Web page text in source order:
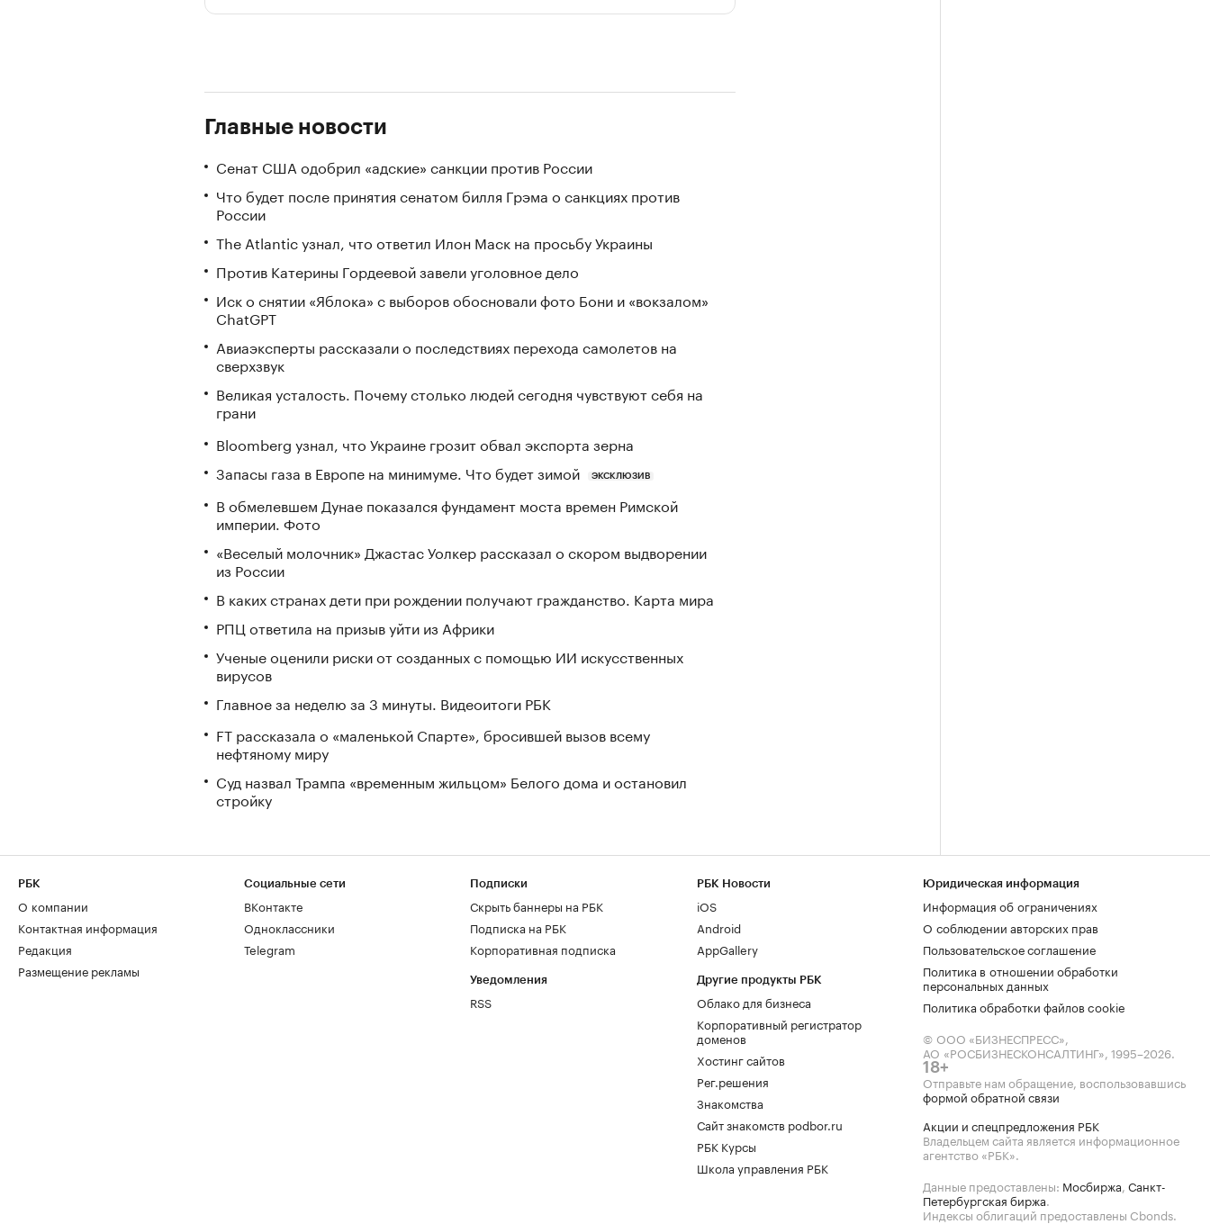
Главные новости
Сенат США одобрил «адские» санкции против России
Что будет после принятия сенатом билля Грэма о санкциях против
России
The Atlantic узнал, что ответил Илон Маск на просьбу Украины
Против Катерины Гордеевой завели уголовное дело
Иск о снятии «Яблока» с выборов обосновали фото Бони и «вокзалом»
ChatGPT
Авиаэксперты рассказали о последствиях перехода самолетов на
сверхзвук
Великая усталость. Почему столько людей сегодня чувствуют себя на
грани
Bloomberg узнал, что Украине грозит обвал экспорта зерна
Запасы газа в Европе на минимуме. Что будет зимой
ЭКСКЛЮЗИВ
В обмелевшем Дунае показался фундамент моста времен Римской
империи. Фото
«Веселый молочник» Джастас Уолкер рассказал о скором выдворении
из России
В каких странах дети при рождении получают гражданство. Карта мира
РПЦ ответила на призыв уйти из Африки
Ученые оценили риски от созданных с помощью ИИ искусственных
вирусов
Главное за неделю за 3 минуты. Видеоитоги РБК
FT рассказала о «маленькой Спарте», бросившей вызов всему
нефтяному миру
Суд назвал Трампа «временным жильцом» Белого дома и остановил
стройку
РБК
О компании
Контактная информация
Редакция
Размещение рекламы
Социальные сети
ВКонтакте
Одноклассники
Telegram
Подписки
Скрыть баннеры на РБК
Подписка на РБК
Корпоративная подписка
Уведомления
RSS
РБК Новости
iOS
Android
AppGallery
Другие продукты РБК
Облако для бизнеса
Корпоративный регистратор
доменов
Хостинг сайтов
Рег.решения
Знакомства
Сайт знакомств podbor.ru
РБК Курсы
Школа управления РБК
Юридическая информация
Информация об ограничениях
О соблюдении авторских прав
Пользовательское соглашение
Политика в отношении обработки
персональных данных
Политика обработки файлов cookie
© ООО «БИЗНЕСПРЕСС»,
АО «РОСБИЗНЕСКОНСАЛТИНГ», 1995–2026.
18+
Отправьте нам обращение, воспользовавшись
формой обратной связи
Акции и спецпредложения РБК
Владельцем сайта является информационное
агентство «РБК».
Данные предоставлены: Мосбиржа, Санкт-
Петербургская биржа.
Индексы облигаций предоставлены Cbonds.